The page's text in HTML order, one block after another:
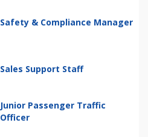
Safety & Compliance Manager
Sales Support Staff
Junior Passenger Traffic
Officer